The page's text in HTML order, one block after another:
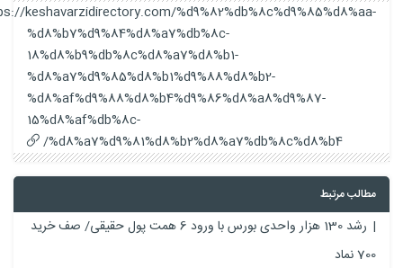
https://keshavarzidirectory.com/%d9%82%db%8c%d9%85%d8%aa-
%d8%b7%d9%84%d8%a7%db%8c-
18%d8%b9%db%8c%d8%a7%d8%b1-
%d8%a7%d9%85%d8%b1%d9%88%d8%b2-
%d8%af%d9%88%d8%b4%d9%86%d8%a8%d9%87-
15%d8%af%db%8c-
%d8%a7%d9%81%d8%b2%d8%a7%db%8c%d8%b4/
مطالب مرتبط
رشد 130 هزار واحدی بورس با ورود 6 همت پول حقیقی/ صف خرید